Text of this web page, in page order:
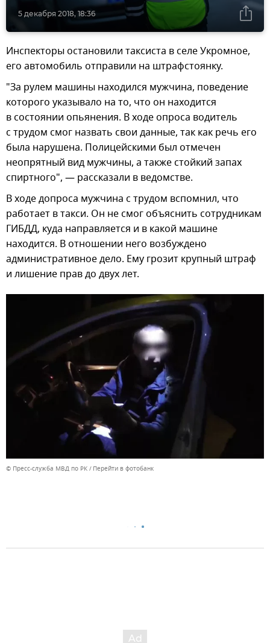
5 декабря 2018, 18:36
Инспекторы остановили таксиста в селе Укромное,
его автомобиль отправили на штрафстоянку.
"За рулем машины находился мужчина, поведение
которого указывало на то, что он находится
в состоянии опьянения. В ходе опроса водитель
с трудом смог назвать свои данные, так как речь его
была нарушена. Полицейскими был отмечен
неопрятный вид мужчины, а также стойкий запах
спиртного", — рассказали в ведомстве.
В ходе допроса мужчина с трудом вспомнил, что
работает в такси. Он не смог объяснить сотрудникам
ГИБДД, куда направляется и в какой машине
находится. В отношении него возбуждено
административное дело. Ему грозит крупный штраф
и лишение прав до двух лет.
© Пресс-служба МВД по РК Перейти в фотобанк